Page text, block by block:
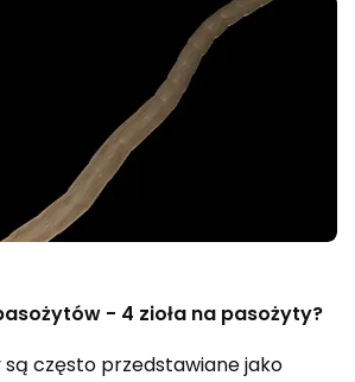
warto też oddać próbkę kału do
- 4 zioła na pasożyty?
są często przedstawiane jako